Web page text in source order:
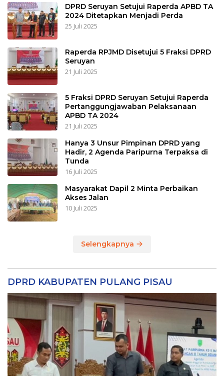
DPRD Seruyan Setujui Raperda APBD TA
2024 Ditetapkan Menjadi Perda
25 Juli 2025
Raperda RPJMD Disetujui 5 Fraksi DPRD
Seruyan
21 Juli 2025
5 Fraksi DPRD Seruyan Setujui Raperda
Pertanggungjawaban Pelaksanaan
APBD TA 2024
21 Juli 2025
Hanya 3 Unsur Pimpinan DPRD yang
Hadir, 2 Agenda Paripurna Terpaksa di
Tunda
16 Juli 2025
Masyarakat Dapil 2 Minta Perbaikan
Akses Jalan
10 Juli 2025
Selengkapnya
DPRD KABUPATEN PULANG PISAU